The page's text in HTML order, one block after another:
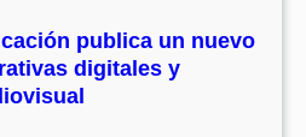
publica un nuevo
digitales y